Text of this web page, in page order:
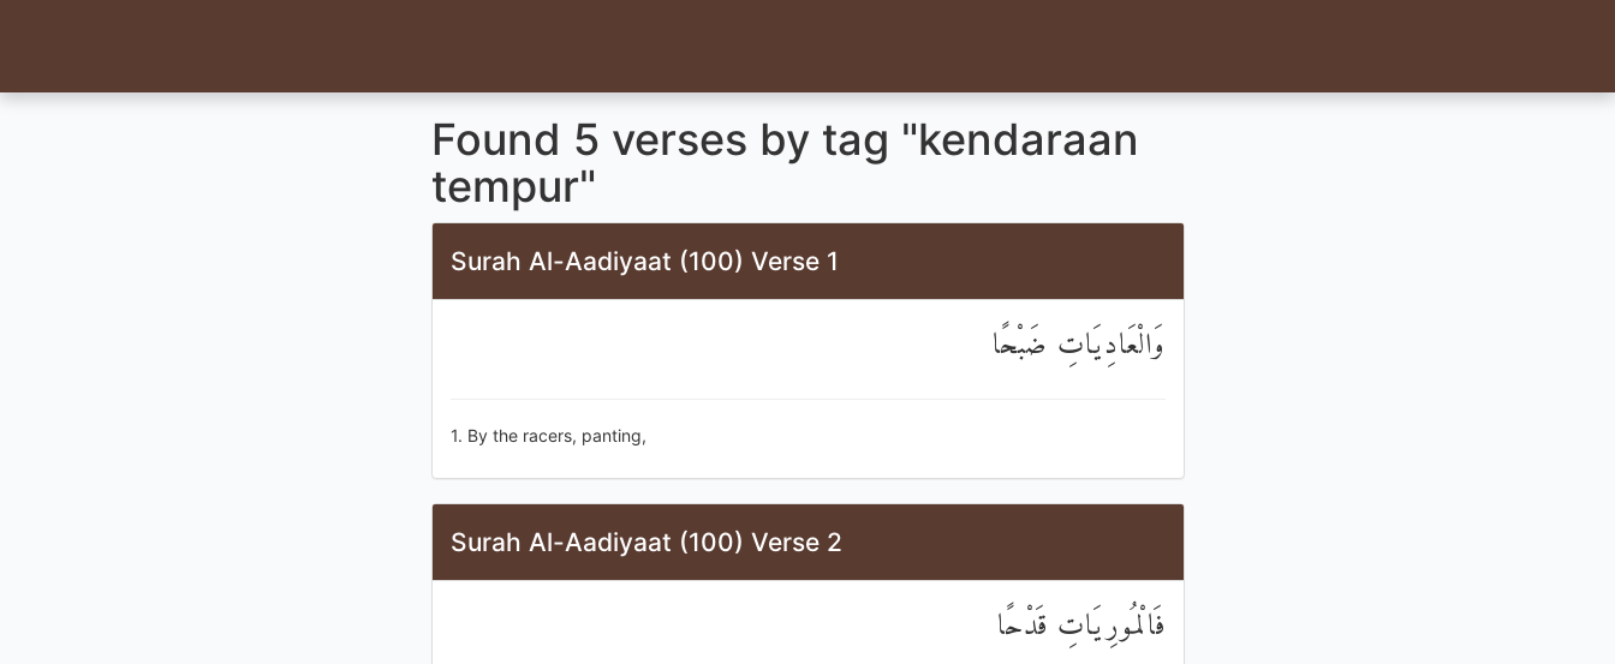
Found 5 verses by tag "kendaraan
tempur"
Surah Al-Aadiyaat (100) Verse 1
وَالْعَادِيَاتِ ضَبْحًا
1. By the racers, panting,
Surah Al-Aadiyaat (100) Verse 2
فَالْمُورِيَاتِ قَدْحًا